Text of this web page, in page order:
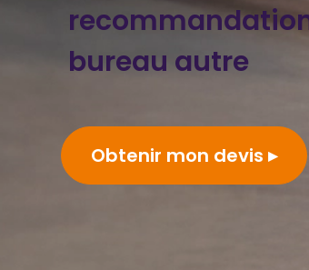
bureau autre
Obtenir mon devis